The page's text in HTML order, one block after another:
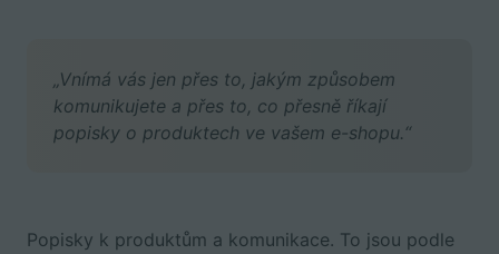
„Vnímá vás jen přes to, jakým způsobem
komunikujete a přes to, co přesně říkají
popisky o produktech ve vašem e-shopu.“
Popisky k produktům a komunikace. To jsou podle